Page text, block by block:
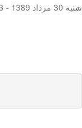
شنبه 30 مرداد 1389 - 18:53